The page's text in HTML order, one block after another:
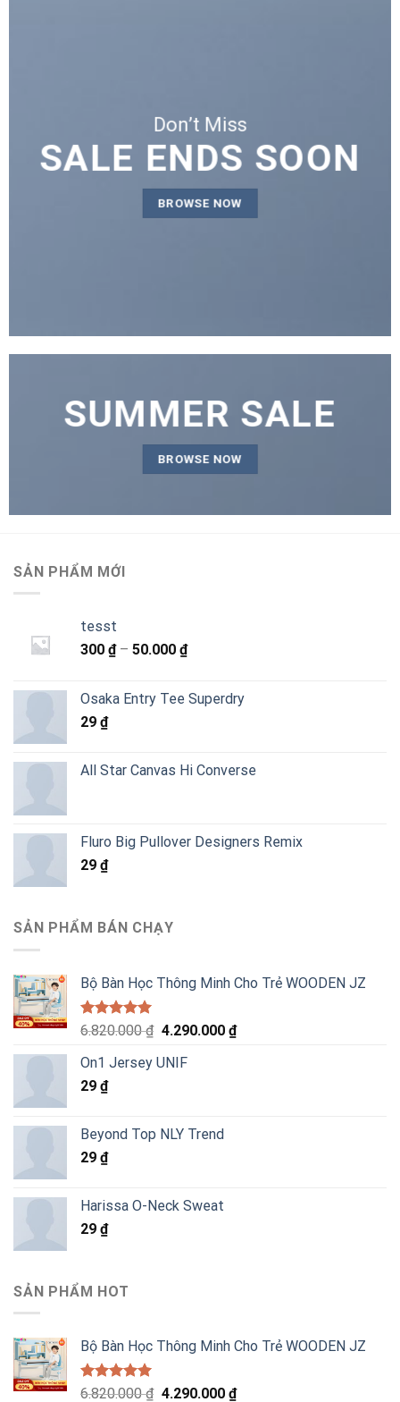
Don’t Miss
SALE ENDS SOON
BROWSE NOW
SUMMER SALE
BROWSE NOW
SẢN PHẨM MỚI
tesst
300 ₫ – 50.000 ₫Khoảng
300 ₫
Osaka Entry Tee Superdry
29 ₫
All Star Canvas Hi Converse
Fluro Big Pullover Designers Remix
29 ₫
SẢN PHẨM BÁN CHẠY
Bộ Bàn Học Thông Minh Cho Trẻ WOODEN JZ
Được xếp
5 sao
6.820.000₫ Giá
là:
4.290.000 ₫Giá
On1 Jersey UNIF
29 ₫
Beyond Top NLY Trend
29 ₫
Harissa O-Neck Sweat
29 ₫
SẢN PHẨM HOT
Bộ Bàn Học Thông Minh Cho Trẻ WOODEN JZ
Được xếp
6.820.000₫ Giá
4.290.000 ₫Giá